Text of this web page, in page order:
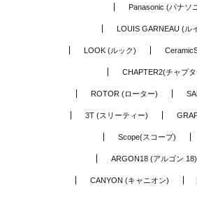
Panasonic (パナソ
LOUIS GARNEAU (ル
LOOK (ルック)
CHAPTER2(チャプ
ROTOR (ローター)
3T (スリーティー)
Scope(スコープ)
ARGON18 (アルゴン 18)
CANYON (キャニオン)